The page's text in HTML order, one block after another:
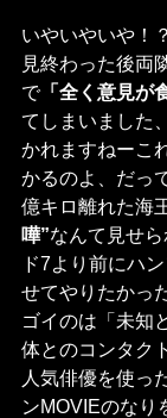
いやいやいや
見終わった後両
で「全く意見が
てしまいました
かれますねーこ
かるのよ、だっ
億キロ離れた海
嘩”なんて見せ
ド7より前にハ
せてやりたかっ
ゴイのは「未知
体とのコンタク
人気俳優を使っ
ンMOVIEのなり